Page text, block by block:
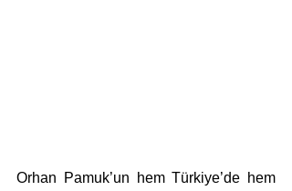
Orhan Pamuk’un hem Türkiye’de hem